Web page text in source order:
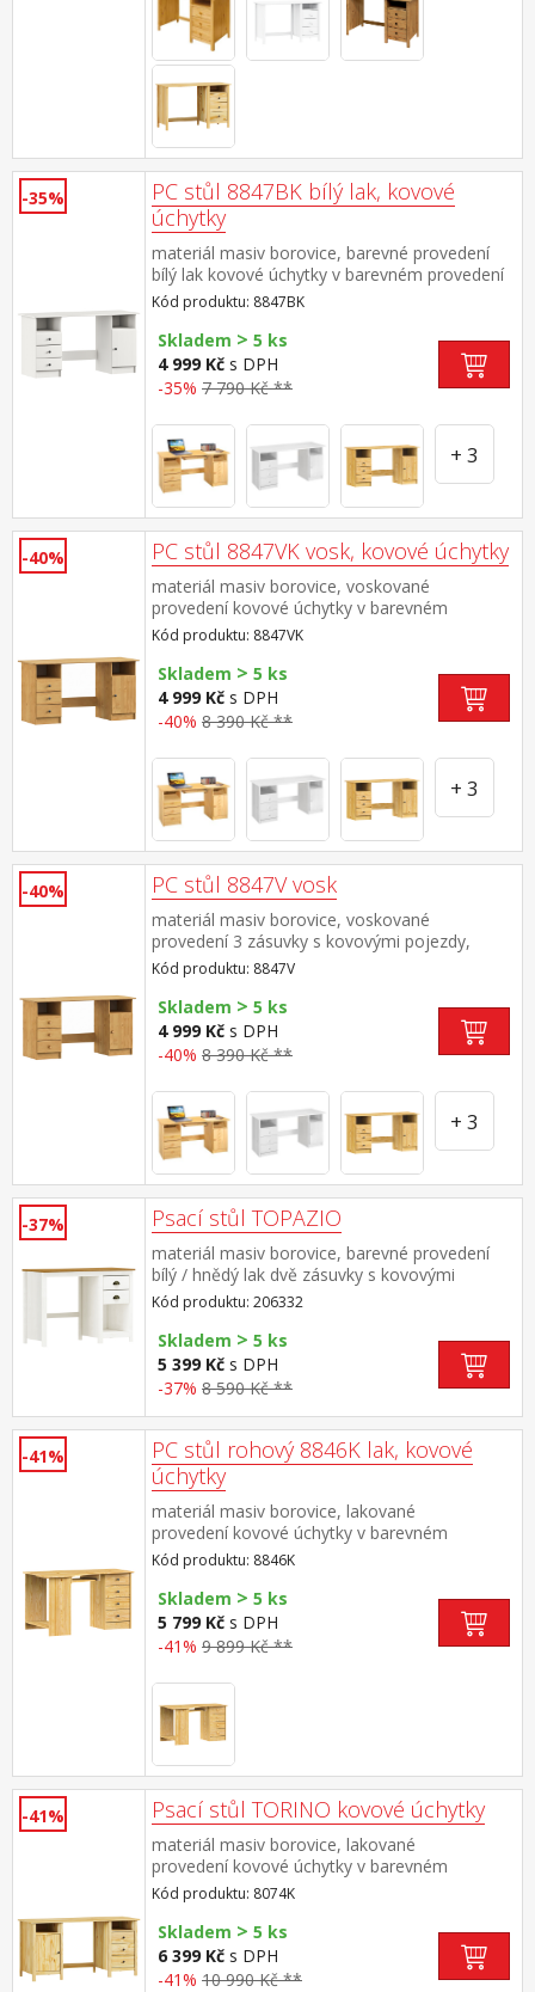
-35%
PC stůl 8847BK bílý lak, kovové
úchytky
materiál masiv borovice, barevné provedení
bílý lak kovové úchytky v barevném provedení
černěná mosaz 3 zásuvky s kovovými pojezdy,
skříňka s dvířky rozměr zásuvky (š/h/v) 27,9 ×
30,7 × 10,6 cm bez výsuvu pro klávesnici
Kód produktu: 8847BK
Skladem > 5 ks
4 999 Kč s DPH
-35% 7 790 Kč **
+ 3
-40% PC stůl 8847VK vosk, kovové úchytky
materiál masiv borovice, voskované
provedení kovové úchytky v barevném
provedení černěná mosaz 3 zásuvky s
kovovými pojezdy, skříňka s dvířky rozměr
zásuvky (š/h/v) 27,9 × 30,7 × 10,6 cm bez
výsuvu pro klávesnici
Kód produktu: 8847VK
Skladem > 5 ks
4 999 Kč s DPH
-40% 8 390 Kč **
+ 3
-40% PC stůl 8847V vosk
materiál masiv borovice, voskované
provedení 3 zásuvky s kovovými pojezdy,
skříňka s dvířky rozměr zásuvky (š/h/v) 27,9 ×
30,7 × 10,6 cm bez výsuvu pro klávesnici
Kód produktu: 8847V
Skladem > 5 ks
4 999 Kč s DPH
-40% 8 390 Kč **
+ 3
-37% Psací stůl TOPAZIO
materiál masiv borovice, barevné provedení
bílý / hnědý lak dvě zásuvky s kovovými
úchytkami a pojezdy
Kód produktu: 206332
Skladem > 5 ks
5 399 Kč s DPH
-37% 8 590 Kč **
-41%
PC stůl rohový 8846K lak, kovové
úchytky
materiál masiv borovice, lakované
provedení kovové úchytky v barevném
provedení černěná mosaz 4 zásuvky s
kovovými pojezdy výsuv pro klávesnici je
součástí dodávky (montáž výsuvu volitelná)
Kód produktu: 8846K
Skladem > 5 ks
5 799 Kč s DPH
-41% 9 899 Kč **
-41% Psací stůl TORINO kovové úchytky
materiál masiv borovice, lakované
provedení kovové úchytky v barevném
provedení černěná mosaz 2 otevřené police, 1
dvířka a 3 zásuvky s kovovými pojezdy výsuv
není součástí dodávky ke stolu je možno
dokoupit výsuvnou desku na klávesnici 8840
Kód produktu: 8074K
Skladem > 5 ks
6 399 Kč s DPH
-41% 10 990 Kč **